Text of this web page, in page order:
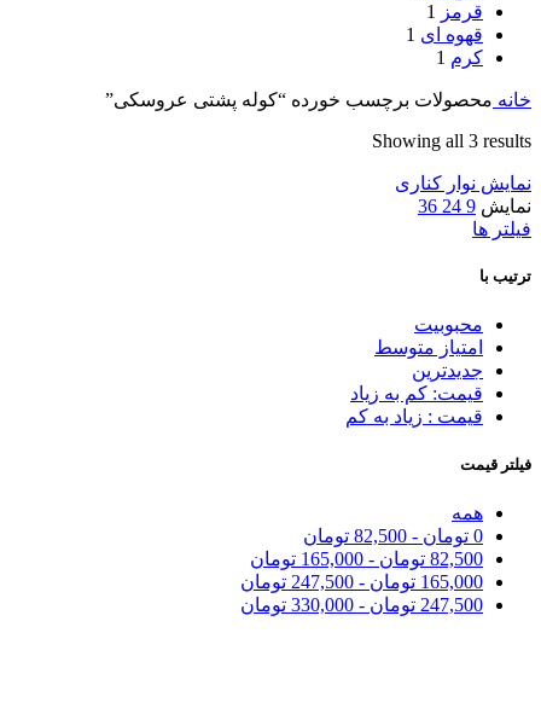
قرمز
1
قهوه ای 1
کرم 1
خانه محصولات برچسب خورده “کوله پشتی عروسکی”
Showing all 3 results
نمایش نوار کناری
نمایش 9
24
36
فیلتر ها
ترتیب با
محبوبیت
امتیاز متوسط
جدیدترین
قیمت: کم به زیاد
قیمت : زیاد به کم
فیلتر قیمت
همه
0 تومان -
82,500 تومان
82,500 تومان -
165,000 تومان
165,000 تومان -
247,500 تومان
247,500 تومان -
330,000 تومان